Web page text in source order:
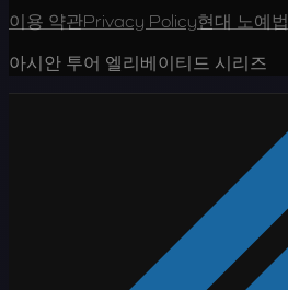
이용 약관Privacy Policy현대 노예법
아시안 투어 엘리베이티드 시리즈